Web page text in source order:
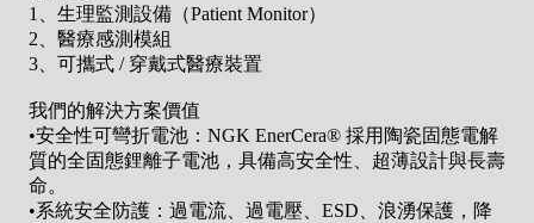
1、生理監測設備（Patient Monitor）
2、醫療感測模組
3、可攜式 / 穿戴式醫療裝置
我們的解決方案價值
•安全性可彎折電池：NGK EnerCera® 採用陶瓷固態電解
質的全固態鋰離子電池，具備高安全性、超薄設計與長壽
命。
•系統安全防護：過電流、過電壓、ESD、浪湧保護，降